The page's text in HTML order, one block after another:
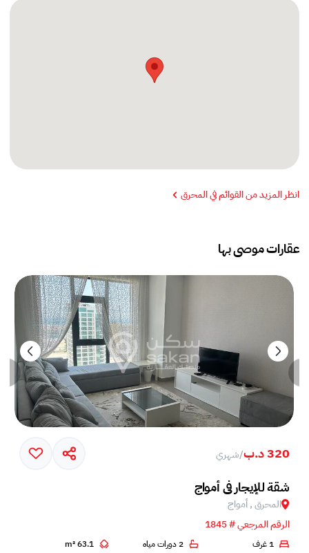
انظر المزيد من القوائم في المحرق
عقارات موصى بها
في جزيرة أمواج
320 د.ب /شهري
شقة للإيجار في أمواج
المحرق , أمواج
الرقم المرجعي # 1845
1 غرف 2 دورات مياه 63.1 m²